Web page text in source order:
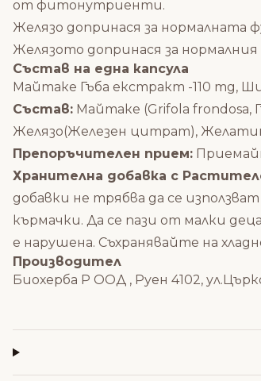
от фитонутриенти.
Желязо допринася за нормалната
Желязото допринася за
Състав на една капсула
Майтаке Гъба екстракт -110 mg,
Състав: Майтаке (Grifola frondosa,
Желязо(Железен цитрат), Желатин
Препоръчителен прием:
Хранителна добавка с
добавки не трябва да се
кърмачки. Да се пази от малки
е нарушена. Съхранявайте на
Производител
Биохерба Р ООД , Руен 4102,